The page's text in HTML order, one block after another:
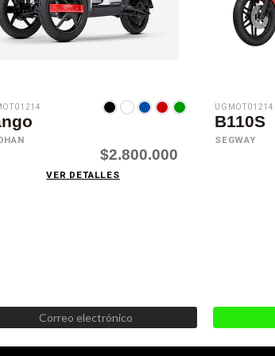
$2.800.000
VER DETALLES
UGMOT01214
B110S
SEGWAY